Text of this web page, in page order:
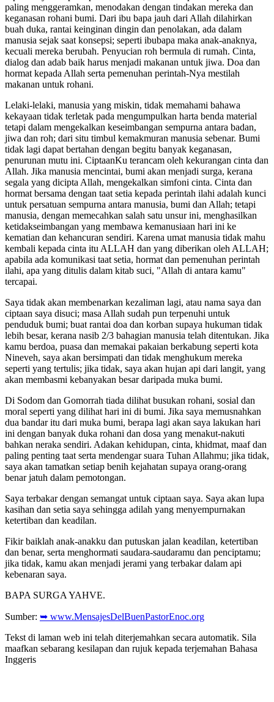
paling menggeramkan, menodakan dengan tindakan mereka dan
keganasan rohani bumi. Dari ibu bapa jauh dari Allah dilahirkan
buah duka, rantai keinginan dingin dan penolakan, ada dalam
manusia sejak saat konsepsi; seperti ibubapa maka anak-anaknya,
kecuali mereka berubah. Penyucian roh bermula di rumah. Cinta,
dialog dan adab baik harus menjadi makanan untuk jiwa. Doa dan
hormat kepada Allah serta pemenuhan perintah-Nya mestilah
makanan untuk rohani.
Lelaki-lelaki, manusia yang miskin, tidak memahami bahawa
kekayaan tidak terletak pada mengumpulkan harta benda material
tetapi dalam mengekalkan keseimbangan sempurna antara badan,
jiwa dan roh; dari situ timbul kemakmuran manusia sebenar. Bumi
tidak lagi dapat bertahan dengan begitu banyak keganasan,
penurunan mutu ini. CiptaanKu terancam oleh kekurangan cinta dan
Allah. Jika manusia mencintai, bumi akan menjadi surga, kerana
segala yang dicipta Allah, mengekalkan simfoni cinta. Cinta dan
hormat bersama dengan taat setia kepada perintah ilahi adalah kunci
untuk persatuan sempurna antara manusia, bumi dan Allah; tetapi
manusia, dengan memecahkan salah satu unsur ini, menghasilkan
ketidakseimbangan yang membawa kemanusiaan hari ini ke
kematian dan kehancuran sendiri. Karena umat manusia tidak mahu
kembali kepada cinta itu ALLAH dan yang diberikan oleh ALLAH;
apabila ada komunikasi taat setia, hormat dan pemenuhan perintah
ilahi, apa yang ditulis dalam kitab suci, "Allah di antara kamu"
tercapai.
Saya tidak akan membenarkan kezaliman lagi, atau nama saya dan
ciptaan saya disuci; masa Allah sudah pun terpenuhi untuk
penduduk bumi; buat rantai doa dan korban supaya hukuman tidak
lebih besar, kerana nasib 2/3 bahagian manusia telah ditentukan. Jika
kamu berdoa, puasa dan memakai pakaian berkabung seperti kota
Nineveh, saya akan bersimpati dan tidak menghukum mereka
seperti yang tertulis; jika tidak, saya akan hujan api dari langit, yang
akan membasmi kebanyakan besar daripada muka bumi.
Di Sodom dan Gomorrah tiada dilihat busukan rohani, sosial dan
moral seperti yang dilihat hari ini di bumi. Jika saya memusnahkan
dua bandar itu dari muka bumi, berapa lagi akan saya lakukan hari
ini dengan banyak duka rohani dan dosa yang menakut-nakuti
bahkan neraka sendiri. Adakan kehidupan, cinta, khidmat, maaf dan
paling penting taat serta mendengar suara Tuhan Allahmu; jika tidak,
saya akan tamatkan setiap benih kejahatan supaya orang-orang
benar jatuh dalam pemotongan.
Saya terbakar dengan semangat untuk ciptaan saya. Saya akan lupa
kasihan dan setia saya sehingga adilah yang menyempurnakan
ketertiban dan keadilan.
Fikir baiklah anak-anakku dan putuskan jalan keadilan, ketertiban
dan benar, serta menghormati saudara-saudaramu dan penciptamu;
jika tidak, kamu akan menjadi jerami yang terbakar dalam api
kebenaran saya.
BAPA SURGA YAHVE.
Sumber: ➥ www.MensajesDelBuenPastorEnoc.org
Tekst di laman web ini telah diterjemahkan secara automatik. Sila
maafkan sebarang kesilapan dan rujuk kepada terjemahan Bahasa
Inggeris